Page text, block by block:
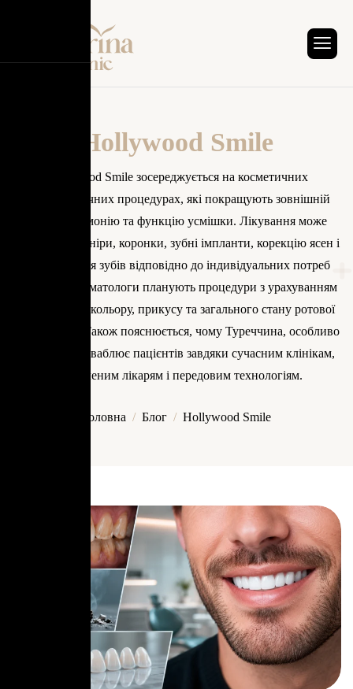
Hollywood Smile
Hollywood Smile зосереджується на косметичних
стоматологічних процедурах, які покращують зовнішній
вигляд, гармонію та функцію усмішки. Лікування може
поєднувати вініри, коронки, зубні імпланти, корекцію ясен і
відбілювання зубів відповідно до індивідуальних потреб
пацієнта. Стоматологи планують процедури з урахуванням
форми зубів, кольору, прикусу та загального стану ротової
порожнини. Також пояснюється, чому Туреччина, особливо
Стамбул, приваблює пацієнтів завдяки сучасним клінікам,
досвідченим лікарям і передовим технологіям.
Головна Блог Hollywood Smile